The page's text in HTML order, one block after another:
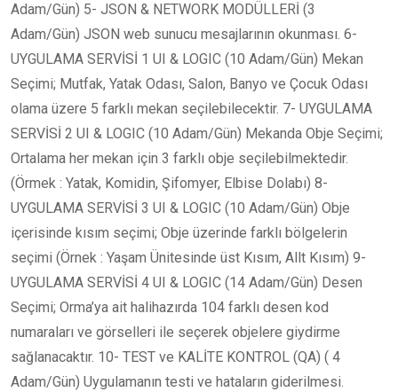
Adam/Gün) 5- JSON & NETWORK MODÜLLERİ (3
Adam/Gün) JSON web sunucu mesajlarının okunması. 6-
UYGULAMA SERVİSİ 1 UI & LOGIC (10 Adam/Gün) Mekan
Seçimi; Mutfak, Yatak Odası, Salon, Banyo ve Çocuk Odası
olama üzere 5 farklı mekan seçilebilecektir. 7- UYGULAMA
SERVİSİ 2 UI & LOGIC (10 Adam/Gün) Mekanda Obje Seçimi;
Ortalama her mekan için 3 farklı obje seçilebilmektedir.
(Örmek : Yatak, Komidin, Şifomyer, Elbise Dolabı) 8-
UYGULAMA SERVİSİ 3 UI & LOGIC (10 Adam/Gün) Obje
içerisinde kısım seçimi; Obje üzerinde farklı bölgelerin
seçimi (Örnek : Yaşam Ünitesinde üst Kısım, Allt Kısım) 9-
UYGULAMA SERVİSİ 4 UI & LOGIC (14 Adam/Gün) Desen
Seçimi; Orma’ya ait halihazırda 104 farklı desen kod
numaraları ve görselleri ile seçerek objelere giydirme
sağlanacaktır. 10- TEST ve KALİTE KONTROL (QA) ( 4
Adam/Gün) Uygulamanın testi ve hataların giderilmesi.